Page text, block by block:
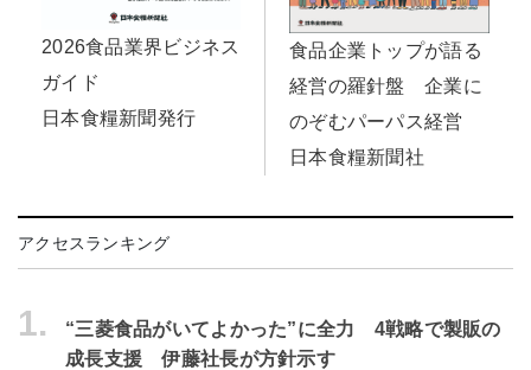
2026食品業界ビジネス
ガイド
日本食糧新聞発行
食品企業トップが語る
経営の羅針盤 企業に
のぞむパーパス経営
日本食糧新聞社
アクセスランキング
1.
“三菱食品がいてよかった”に全力 4戦略で製販の
成長支援 伊藤社長が方針示す